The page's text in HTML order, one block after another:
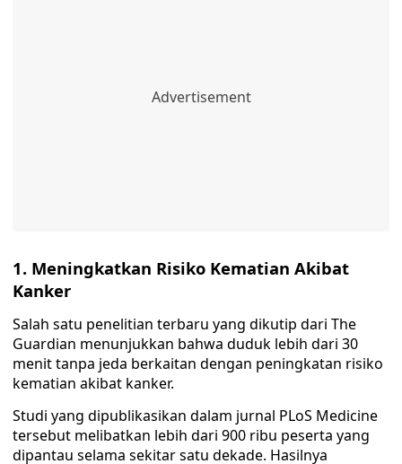
1. Meningkatkan Risiko Kematian Akibat
Kanker
Salah satu penelitian terbaru yang dikutip dari The
Guardian menunjukkan bahwa duduk lebih dari 30
menit tanpa jeda berkaitan dengan peningkatan risiko
kematian akibat kanker.
Studi yang dipublikasikan dalam jurnal PLoS Medicine
tersebut melibatkan lebih dari 900 ribu peserta yang
dipantau selama sekitar satu dekade. Hasilnya